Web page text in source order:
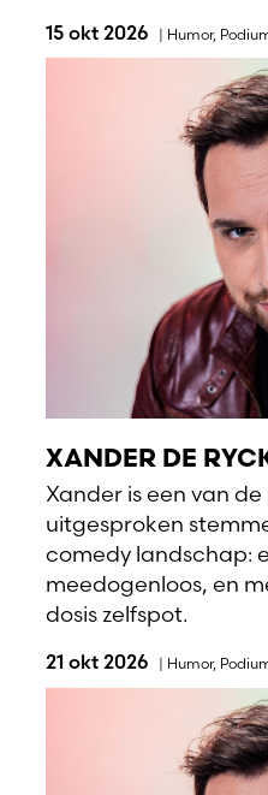
15 okt 2026 | Humor,
XANDER DE
Xander is een van
uitgesproken
comedy landschap:
meedogenloos, en
dosis zelfspot.
21 okt 2026 | Humor,